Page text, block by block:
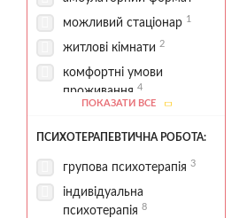
можливий стаціонар 1
житлові кімнати 2
комфортні умови
проживання 4
територія для прогулянок
ПОКАЗАТИ ВСЕ
ПСИХОТЕРАПЕВТИЧНА РОБОТА:
групова психотерапія 3
індивідуальна
психотерапія 8